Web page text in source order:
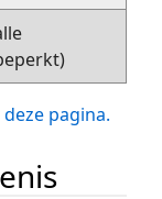
pagina.